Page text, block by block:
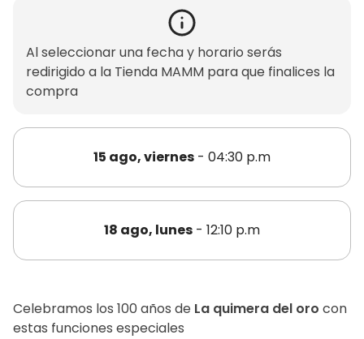
Al seleccionar una fecha y horario serás
redirigido a la Tienda MAMM para que finalices la
compra
15 ago, viernes - 04:30 p.m
18 ago, lunes - 12:10 p.m
Celebramos los 100 años de La quimera del oro con
estas funciones especiales